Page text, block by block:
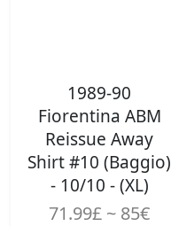
1989-90
Fiorentina ABM
Reissue Away
Shirt #10 (Baggio)
- 10/10 - (XL)
71.99£ ~ 85€